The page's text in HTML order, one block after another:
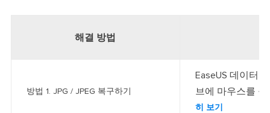
해결 방법
방법 1. JPG / JPEG 복구하기
EaseUS 데이터
브에 마우스를
히 보기